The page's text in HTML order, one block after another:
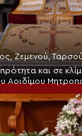
Ζεμενού,
και σε
Αοιδίμου